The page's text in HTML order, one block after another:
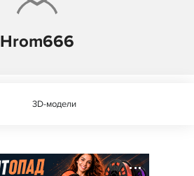
Hrom666
3D-модели